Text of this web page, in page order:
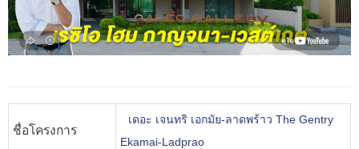
ชื่อโครงการ
เดอะ เจนทริ เอกมัย-ลาดพร้าว The Gentry
Ekamai-Ladprao